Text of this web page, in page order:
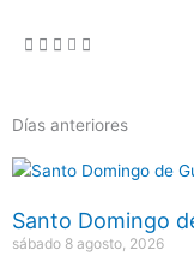
Días anteriores
Santo Domingo
sábado 8 agosto, 2026
Página
Página
Página
Página
Página